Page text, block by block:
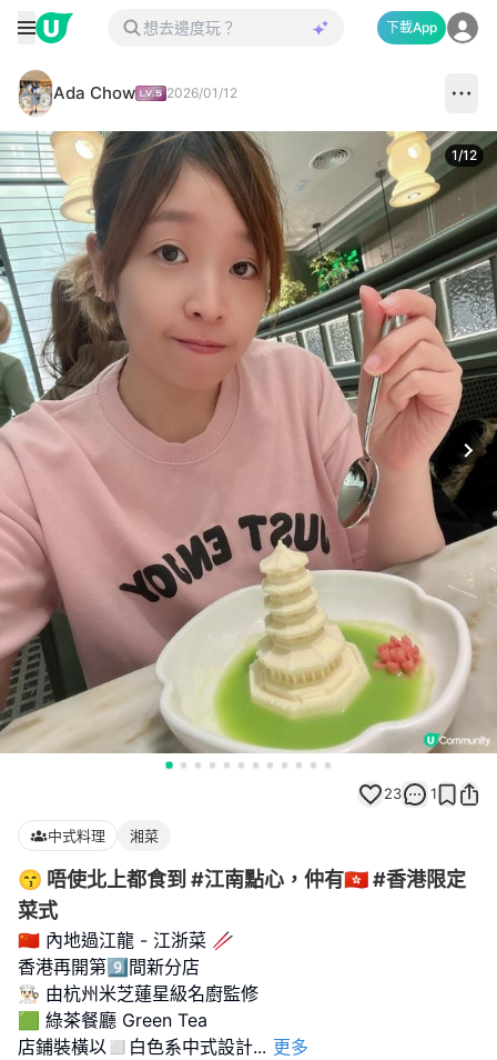
下載App
Ada Chow 2026/01/12
1/12
23 1
中式料理 湘菜
😙 唔使北上都食到 #江南點心，仲有🇭🇰 #香港限定
菜式
🇨🇳 內地過江龍 - 江浙菜 🥢
香港再開第9️⃣間新分店
👨🏻‍🍳 由杭州米芝蓮星級名廚監修
🟩 綠茶餐廳 Green Tea
店鋪裝橫以◻️白色系中式設計... 更多